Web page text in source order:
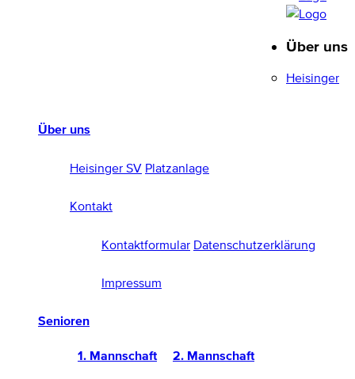
1952/96 E.V.
Über uns
Heisinger SV Platzanlage
Kontakt
Kontaktformular Datenschutzerklärung
Impressum
Senioren
1. Mannschaft 2. Mannschaft
Über uns
Heisinger